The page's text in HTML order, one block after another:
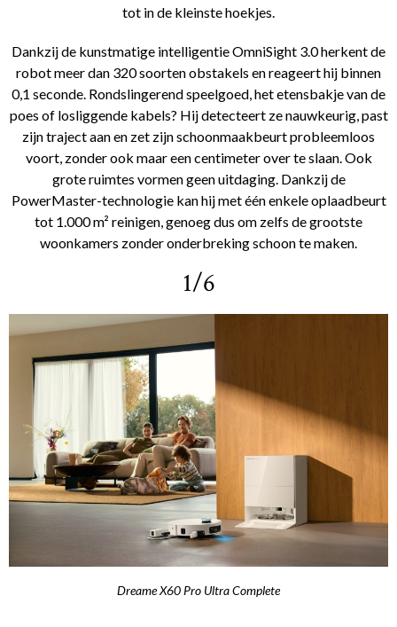
tot in de kleinste hoekjes.
Dankzij de kunstmatige intelligentie OmniSight 3.0 herkent de
robot meer dan 320 soorten obstakels en reageert hij binnen
0,1 seconde. Rondslingerend speelgoed, het etensbakje van de
poes of losliggende kabels? Hij detecteert ze nauwkeurig, past
zijn traject aan en zet zijn schoonmaakbeurt probleemloos
voort, zonder ook maar een centimeter over te slaan. Ook
grote ruimtes vormen geen uitdaging. Dankzij de
PowerMaster-technologie kan hij met één enkele oplaadbeurt
tot 1.000 m² reinigen, genoeg dus om zelfs de grootste
woonkamers zonder onderbreking schoon te maken.
1/6
Dreame X60 Pro Ultra Complete